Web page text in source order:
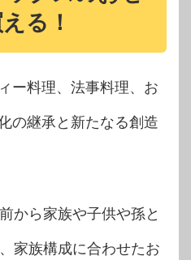
る！
ー料理、法事料理、お
の継承と新たなる創造
から家族や子供や孫と
家族構成に合わせたお